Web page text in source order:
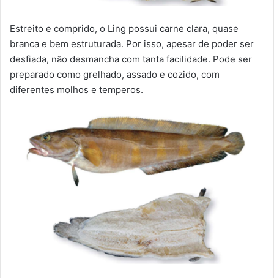
Estreito e comprido, o Ling possui carne clara, quase
branca e bem estruturada. Por isso, apesar de poder ser
desfiada, não desmancha com tanta facilidade. Pode ser
preparado como grelhado, assado e cozido, com
diferentes molhos e temperos.